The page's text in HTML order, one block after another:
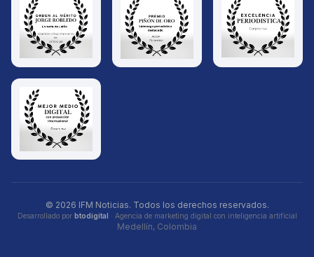
© 2026 IFM Noticias. Todos los derechos reservados.
Desarrollado por btodigital · Agencia de marketing digital con inteligencia artificial
Medellín, Colombia